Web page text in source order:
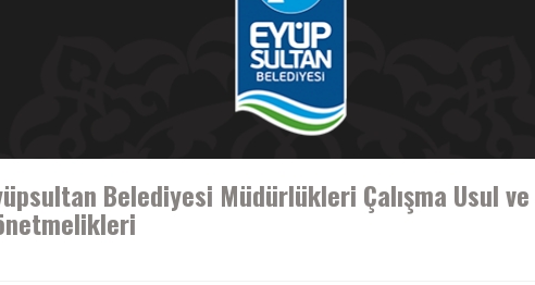
Belediyesi Müdürlükleri Çalışma Usul ve